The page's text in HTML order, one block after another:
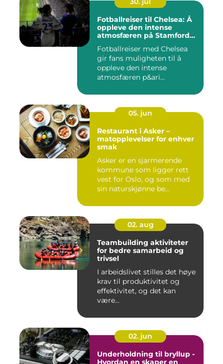
Fotballreiser til Chelsea: Å
oppleve den intense
atmosfæren på Stamford
Fotballreiser med Chelsea
gir fans muligheten til å
oppleve den intense
atmosfæren p&ari...
05. jun
Restaurant i Asker –
matopplevelser for enhver
smak
Asker er en sjarmerende
kommune som ligger rett
vest for Oslo, og som med
sin naturskjønne be...
02. aug
Teambuilding aktiviteter
for bedre samarbeid og
trivsel
I arbeidslivet stilles det høye
krav til produktivitet og
effektivitet, og det kan
være...
02. jun
Underholdning til bryllup -
Hvordan en skaper en